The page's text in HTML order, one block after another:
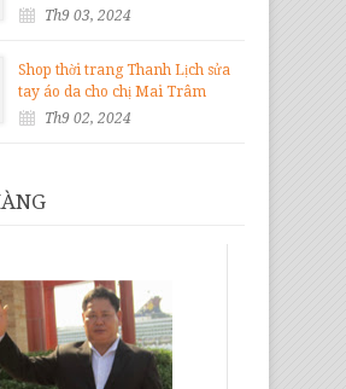
Th9 03, 2024
Shop thời trang Thanh Lịch sửa
tay áo da cho chị Mai Trâm
Th9 02, 2024